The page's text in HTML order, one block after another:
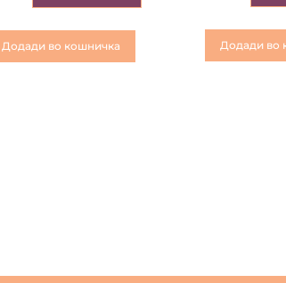
Додади во кошничка Додади во